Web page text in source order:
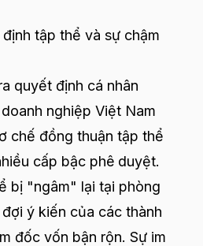
tập thể và sự chậm
quyết định cá nhân
nghiệp Việt Nam
chế đồng thuận tập thể
cấp bậc phê duyệt.
bị "ngâm" lại tại phòng
ý kiến của các thành
đốc vốn bận rộn. Sự im